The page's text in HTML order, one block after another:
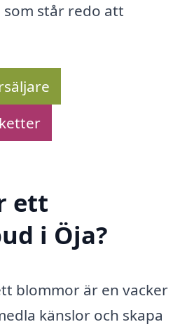
står redo att
ett
i Öja?
blommor är en vacker
känslor och skapa